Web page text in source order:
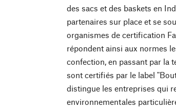
des sacs et des baskets en
partenaires sur place et se
organismes de certification
répondent ainsi aux normes
confection, en passant par la
sont certifiés par le label
distingue les entreprises qui
environnementales